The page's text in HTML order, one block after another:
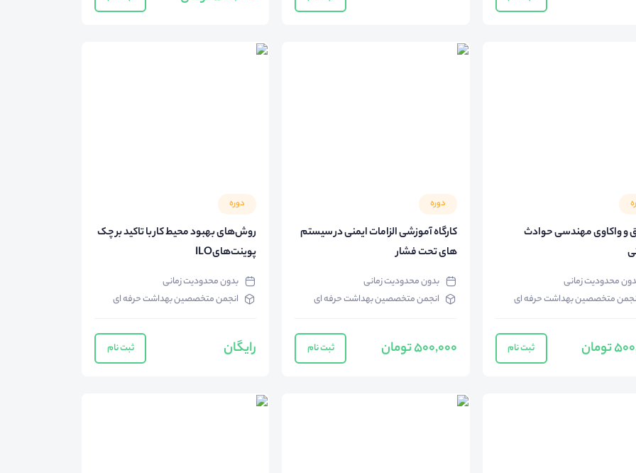
و واکاوی مهندسی حوادث
محدودیت زمانی
متخصصین بهداشت حرفه ای
ثبت نام
دوره
کارگاه آموزشی الزامات ایمنی در سیستم
های تحت فشار
بدون محدودیت زمانی
انجمن متخصصین بهداشت حرفه ای
500,000 تومان ثبت نام
دوره
روش‌های بهبود محیط کار با تاکید بر چک
پوینت‌هایILO
بدون محدودیت زمانی
انجمن متخصصین بهداشت حرفه ای
رایگان ثبت نام